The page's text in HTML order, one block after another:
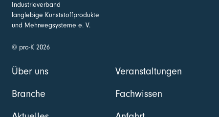
Industrieverband
langlebige Kunststoffprodukte
und Mehrwegsysteme e. V.
© pro-K 2026
Über uns
Branche
Veranstaltungen
Fachwissen